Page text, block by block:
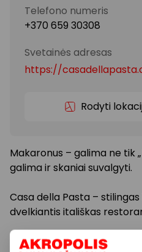
Telefono numeris
+370 659 30308
Svetainės adresas
https://
Rodyti
Makaronus – galima ne tik
galima ir skaniai suvalgyti.
Casa della Pasta –
dvelkiantis itališkas
Nuo 2016 m. kviečiantis